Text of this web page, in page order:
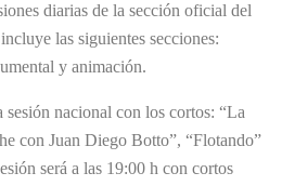
diarias de la sección oficial del
las siguientes secciones:
y animación.
sesión nacional con los cortos: “La
con Juan Diego Botto”, “Flotando”
será a las 19:00 h con cortos